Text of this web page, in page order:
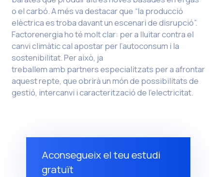
o el carbó. A més va destacar que “la producció
elèctrica es troba davant un escenari de disrupció”.
Factorenergia ho té molt clar: per a lluitar contra el
canvi climàtic cal apostar per l’autoconsum i la
sostenibilitat. Per això, ja
treballem amb partners especialitzats per a afrontar
aquest repte, que obrirà un món de possibilitats de
gestió, intercanvi i caracterització de l’electricitat.
Aconsegueix el teu estudi
gratuït